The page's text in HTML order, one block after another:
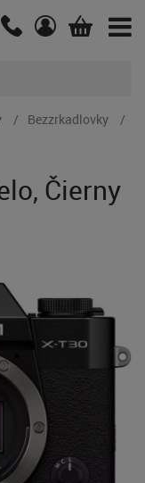
Bezzrkadlovky
Čierny